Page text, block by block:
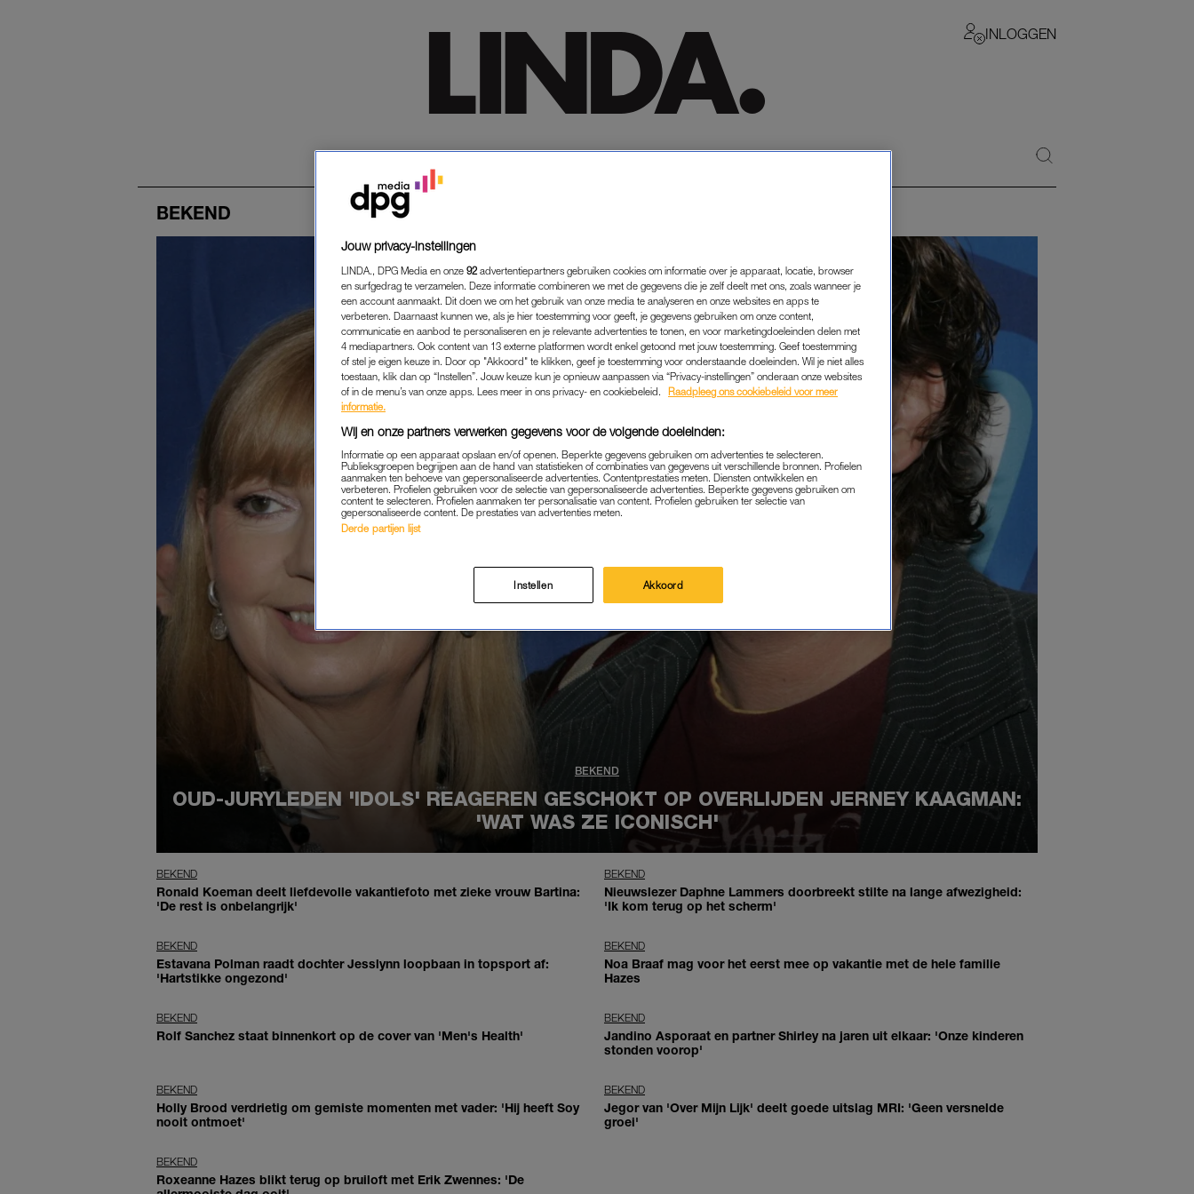
INLOGGEN
BEKEND
BEKEND
OUD-JURYLEDEN 'IDOLS' REAGEREN GESCHOKT OP OVERLIJDEN JERNEY KAAGMAN:
'WAT WAS ZE ICONISCH'
BEKEND
Ronald Koeman deelt liefdevolle vakantiefoto met zieke vrouw Bartina:
'De rest is onbelangrijk'
BEKEND
Nieuwslezer Daphne Lammers doorbreekt stilte na lange afwezigheid:
'Ik kom terug op het scherm'
BEKEND
Estavana Polman raadt dochter Jesslynn loopbaan in topsport af:
'Hartstikke ongezond'
BEKEND
Noa Braaf mag voor het eerst mee op vakantie met de hele familie
Hazes
BEKEND
Rolf Sanchez staat binnenkort op de cover van 'Men's Health'
BEKEND
Jandino Asporaat en partner Shirley na jaren uit elkaar: 'Onze kinderen
stonden voorop'
BEKEND
Holly Brood verdrietig om gemiste momenten met vader: 'Hij heeft Soy
nooit ontmoet'
BEKEND
Jegor van 'Over Mijn Lijk' deelt goede uitslag MRI: 'Geen versnelde
groei'
BEKEND
Roxeanne Hazes blikt terug op bruiloft met Erik Zwennes: 'De
Jouw privacy-instellingen
LINDA., DPG Media en onze 92 advertentiepartners gebruiken cookies om informatie over je apparaat, locatie, browser
en surfgedrag te verzamelen. Deze informatie combineren we met de gegevens die je zelf deelt met ons, zoals wanneer je
een account aanmaakt. Dit doen we om het gebruik van onze media te analyseren en onze websites en apps te
verbeteren. Daarnaast kunnen we, als je hier toestemming voor geeft, je gegevens gebruiken om onze content,
communicatie en aanbod te personaliseren en je relevante advertenties te tonen, en voor marketingdoeleinden delen met
4 mediapartners. Ook content van 13 externe platformen wordt enkel getoond met jouw toestemming. Geef toestemming
of stel je eigen keuze in. Door op "Akkoord" te klikken, geef je toestemming voor onderstaande doeleinden. Wil je niet alles
toestaan, klik dan op “Instellen”. Jouw keuze kun je opnieuw aanpassen via “Privacy-instellingen” onderaan onze websites
of in de menu’s van onze apps. Lees meer in ons privacy- en cookiebeleid.
Raadpleeg ons cookiebeleid voor meer
informatie.
Wij en onze partners verwerken gegevens voor de volgende doeleinden:
Informatie op een apparaat opslaan en/of openen. Beperkte gegevens gebruiken om advertenties te selecteren.
Publieksgroepen begrijpen aan de hand van statistieken of combinaties van gegevens uit verschillende bronnen. Profielen
aanmaken ten behoeve van gepersonaliseerde advertenties. Contentprestaties meten. Diensten ontwikkelen en
verbeteren. Profielen gebruiken voor de selectie van gepersonaliseerde advertenties. Beperkte gegevens gebruiken om
content te selecteren. Profielen aanmaken ter personalisatie van content. Profielen gebruiken ter selectie van
gepersonaliseerde content. De prestaties van advertenties meten.
Derde partijen lijst
Instellen Akkoord